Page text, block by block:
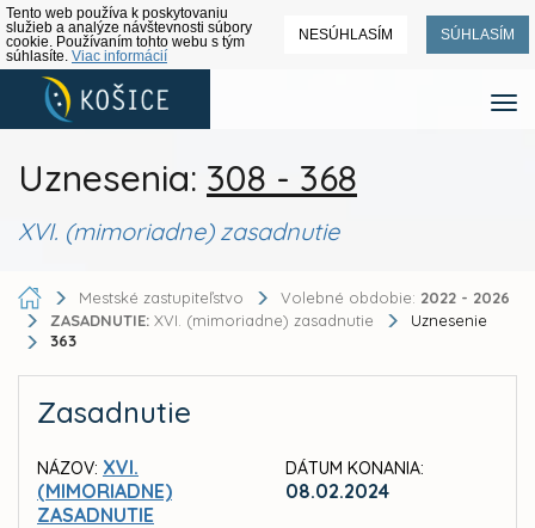
Tento web používa k poskytovaniu
služieb a analýze návštevnosti súbory
cookie. Používaním tohto webu s tým
súhlasíte. Viac informácií
NESÚHLASÍM SÚHLASÍM
Uznesenia: 308 - 368
XVI. (mimoriadne) zasadnutie
Mestské zastupiteľstvo Volebné obdobie: 2022 - 2026
ZASADNUTIE: XVI. (mimoriadne) zasadnutie
Uznesenie
363
Zasadnutie
NÁZOV: XVI.
(MIMORIADNE)
ZASADNUTIE
DÁTUM KONANIA:
08.02.2024